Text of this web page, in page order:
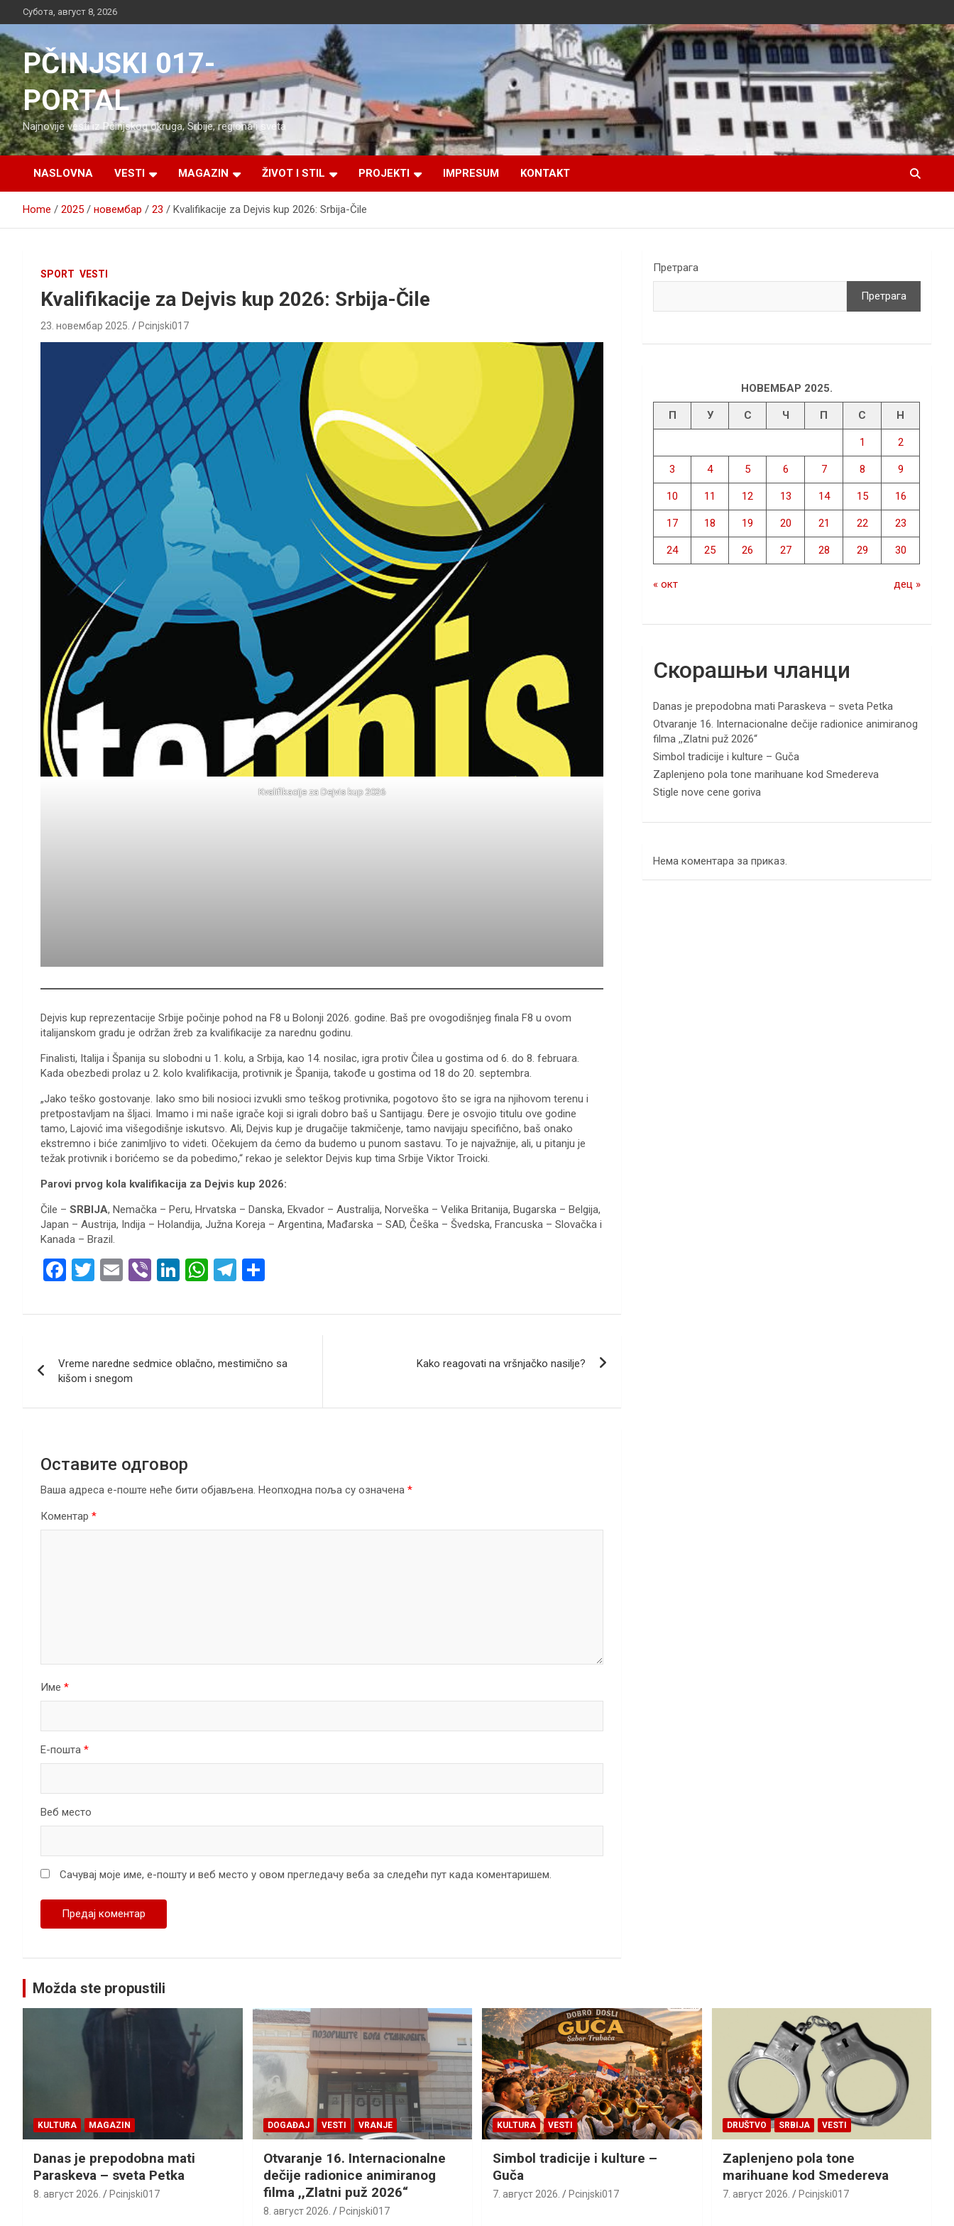
to
content
Субота, август 8, 2026
PČINJSKI 017-
PORTAL
Najnovije vesti iz Pčinjskog okruga, Srbije, regiona i sveta
NASLOVNA VESTI MAGAZIN ŽIVOT I STIL PROJEKTI IMPRESUM KONTAKT
Home 2025 новембар 23 Kvalifikacije za Dejvis kup 2026: Srbija-Čile
SPORT VESTI
Kvalifikacije za Dejvis kup 2026: Srbija-Čile
23. новембар 2025. Pcinjski017
Kvalifikacije za Dejvis kup 2026
Dejvis kup reprezentacije Srbije počinje pohod na F8 u Bolonji 2026. godine. Baš pre ovogodišnjeg finala F8 u ovom
italijanskom gradu je održan žreb za kvalifikacije za narednu godinu.
Finalisti, Italija i Španija su slobodni u 1. kolu, a Srbija, kao 14. nosilac, igra protiv Čilea u gostima od 6. do 8. februara.
Kada obezbedi prolaz u 2. kolo kvalifikacija, protivnik je Španija, takođe u gostima od 18 do 20. septembra.
„Jako teško gostovanje. Iako smo bili nosioci izvukli smo teškog protivnika, pogotovo što se igra na njihovom terenu i
pretpostavljam na šljaci. Imamo i mi naše igrače koji si igrali dobro baš u Santijagu. Đere je osvojio titulu ove godine
tamo, Lajović ima višegodišnje iskutsvo. Ali, Dejvis kup je drugačije takmičenje, tamo navijaju specifično, baš onako
ekstremno i biće zanimljivo to videti. Očekujem da ćemo da budemo u punom sastavu. To je najvažnije, ali, u pitanju je
težak protivnik i borićemo se da pobedimo,“ rekao je selektor Dejvis kup tima Srbije Viktor Troicki.
Parovi prvog kola kvalifikacija za Dejvis kup 2026:
Čile – SRBIJA, Nemačka – Peru, Hrvatska – Danska, Ekvador – Australija, Norveška – Velika Britanija, Bugarska – Belgija,
Japan – Austrija, Indija – Holandija, Južna Koreja – Argentina, Mađarska – SAD, Češka – Švedska, Francuska – Slovačka i
Kanada – Brazil.
F
ce
o
o
k
T
tt
E
ail
Vi
er
Li
ke
n
W
at
A
p
T
e
a
ar
чланка
Vreme naredne sedmice oblačno, mestimično sa
kišom i snegom
Kako reagovati na vršnjačko nasilje?
Оставите одговор
Ваша адреса е-поште неће бити објављена. Неопходна поља су означена *
Коментар *
Име *
Е-пошта *
Веб место
Сачувај моје име, е-пошту и веб место у овом прегледачу веба за следећи пут када коментаришем.
Претрага
Претрага
НОВЕМБАР 2025.
П У С Ч П С Н
1 2
3 4 5 6 7 8 9
10 11 12 13 14 15 16
17 18 19 20 21 22 23
24 25 26 27 28 29 30
« окт дец »
Скорашњи чланци
Danas je prepodobna mati Paraskeva – sveta Petka
Otvaranje 16. Internacionalne dečije radionice animiranog
filma ,,Zlatni puž 2026“
Simbol tradicije i kulture – Guča
Zaplenjeno pola tone marihuane kod Smedereva
Stigle nove cene goriva
Нема коментара за приказ.
Možda ste propustili
KULTURA MAGAZIN
Danas je prepodobna mati
Paraskeva – sveta Petka
8. август 2026. Pcinjski017
DOGAĐAJ VESTI VRANJE
Otvaranje 16. Internacionalne
dečije radionice animiranog
filma ,,Zlatni puž 2026“
8. август 2026. Pcinjski017
KULTURA VESTI
Simbol tradicije i kulture –
Guča
7. август 2026. Pcinjski017
DRUŠTVO SRBIJA VESTI
Zaplenjeno pola tone
marihuane kod Smedereva
7. август 2026. Pcinjski017